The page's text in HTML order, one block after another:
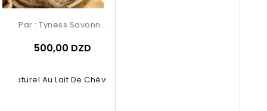
Naturel Au Lait De Chèvre Et Au...
Par : Tyness Savonnerie
500,00 DZD